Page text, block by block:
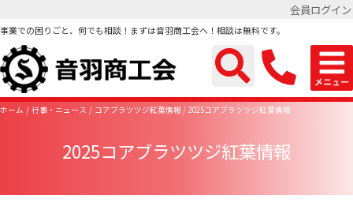
会員ログイン
事業での困りごと、何でも相談！まずは音羽商工会へ！相談は無料です。
ホーム 行事・ニュース コアブラツツジ紅葉情報 2025コアブラツツジ紅葉情報
2025コアブラツツジ紅葉情報